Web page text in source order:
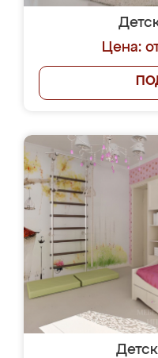
Цена: